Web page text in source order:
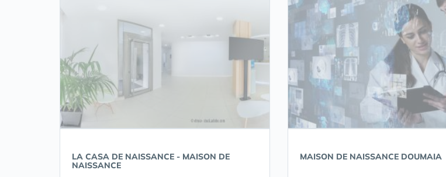
LA CASA DE NAISSANCE - MAISON DE
NAISSANCE
MAISON DE NAISSANCE DOUMAIA